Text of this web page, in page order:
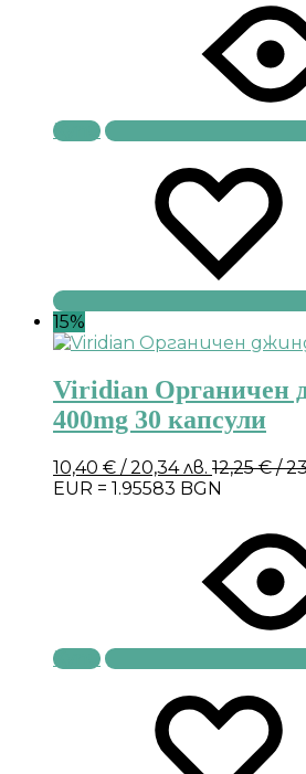
Купи
15%
Viridian Органичен
400mg 30 капсули
10,40 € / 20,34 лв. 12,25€/
EUR = 1.95583 BGN
Купи